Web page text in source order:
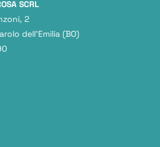
SCRL
2
dell’Emilia (BO)